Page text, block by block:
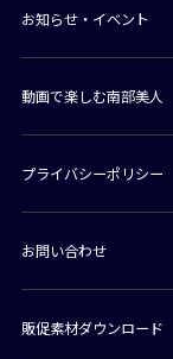
お知らせ・イベント
動画で楽しむ南部美人
プライバシーポリシー
お問い合わせ
販促素材ダウンロード